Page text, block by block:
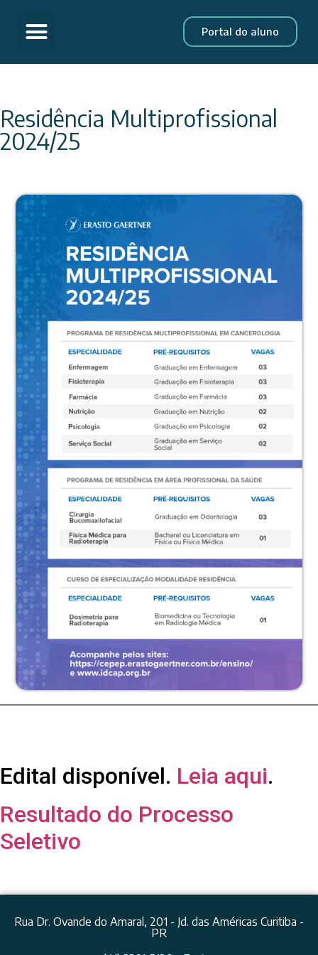
Portal do aluno
Residência Multiprofissional
2024/25
Edital disponível. Leia aqui.
Resultado do Processo
Seletivo
Rua Dr. Ovande do Amaral, 201 - Jd. das Américas Curitiba -
PR